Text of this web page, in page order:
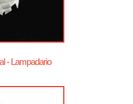
- Lampadario